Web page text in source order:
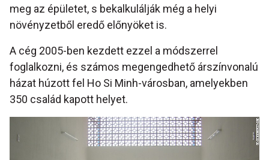
meg az épületet, s bekalkulálják még a helyi
növényzetből eredő előnyöket is.
A cég 2005-ben kezdett ezzel a módszerrel
foglalkozni, és számos megengedhető árszínvonalú
házat húzott fel Ho Si Minh-városban, amelyekben
350 család kapott helyet.